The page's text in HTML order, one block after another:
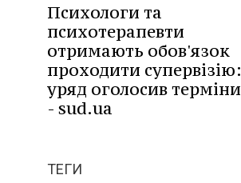
Психологи та
психотерапевти
отримають обов'язок
проходити супервізію:
уряд оголосив терміни
- sud.ua
ТЕГИ